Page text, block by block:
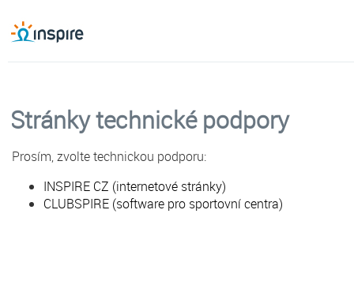
Stránky technické podpory
Prosím, zvolte technickou podporu:
INSPIRE CZ (internetové stránky)
CLUBSPIRE (software pro sportovní centra)